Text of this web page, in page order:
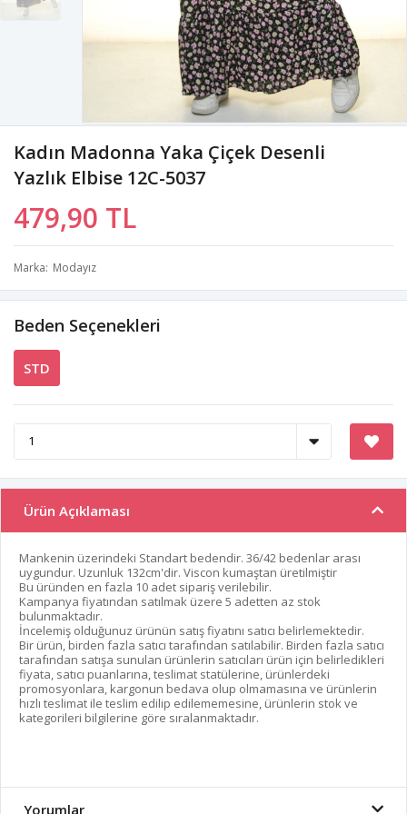
Kadın Madonna Yaka Çiçek Desenli
Yazlık Elbise 12C-5037
479,90 TL
Marka Modayız
Beden Seçenekleri
STD
Ürün Açıklaması
Mankenin üzerindeki Standart bedendir. 36/42 bedenlar arası
uygundur. Uzunluk 132cm'dir. Viscon kumaştan üretilmiştir
Bu üründen en fazla 10 adet sipariş verilebilir.
Kampanya fiyatından satılmak üzere 5 adetten az stok
bulunmaktadır.
İncelemiş olduğunuz ürünün satış fiyatını satıcı belirlemektedir.
Bir ürün, birden fazla satıcı tarafından satılabilir. Birden fazla satıcı
tarafından satışa sunulan ürünlerin satıcıları ürün için belirledikleri
fiyata, satıcı puanlarına, teslimat statülerine, ürünlerdeki
promosyonlara, kargonun bedava olup olmamasına ve ürünlerin
hızlı teslimat ile teslim edilip edilememesine, ürünlerin stok ve
kategorileri bilgilerine göre sıralanmaktadır.
Yorumlar